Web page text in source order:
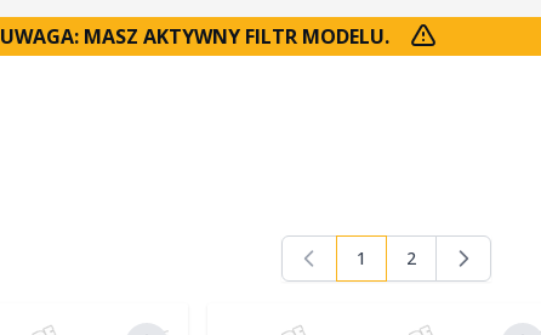
UWAGA: MASZ AKTYWNY FILTR MODELU.
Aktualnie czytasz stronę
1 Strona
2